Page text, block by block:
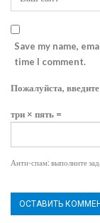
Save my name,
time I comment.
Пожалуйста,
три × пять =
Анти-спам: выполните